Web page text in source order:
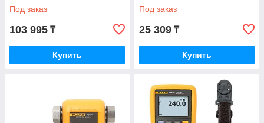
Под заказ
103 995 ₸
Купить
Под заказ
25 309 ₸
Купить